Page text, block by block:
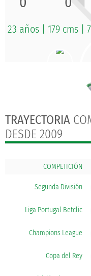
23 años 179 cms
TRAYECTORIA
DESDE 2009
COMPETICIÓN
Segunda División
Liga Portugal Betclic
Champions League
Copa del Rey